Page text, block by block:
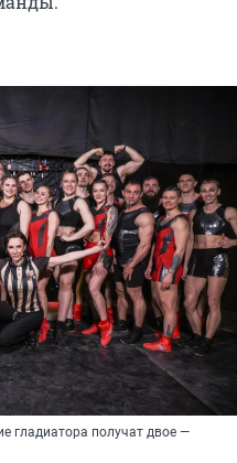
гладиатора получат двое —